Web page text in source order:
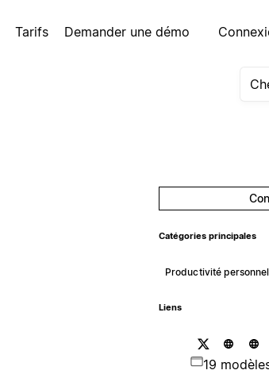
Tarifs Demander une démo
Catégories principales
Productivité
Liens
19